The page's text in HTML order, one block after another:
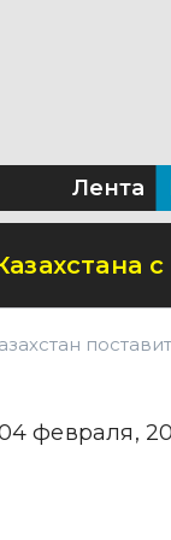
Лента
февраля,